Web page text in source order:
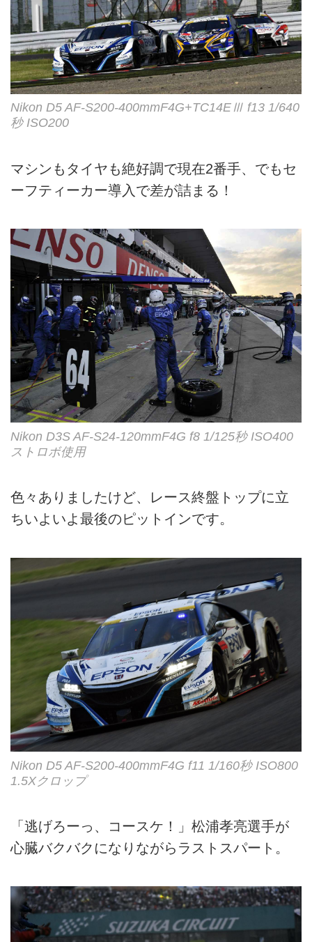
Nikon D5 AF-S200-400mmF4G+TC14EⅢ f13 1/640
秒 ISO200
マシンもタイヤも絶好調で現在2番手、でもセ
ーフティーカー導入で差が詰まる！
Nikon D3S AF-S24-120mmF4G f8 1/125秒 ISO400
ストロボ使用
色々ありましたけど、レース終盤トップに立
ちいよいよ最後のピットインです。
Nikon D5 AF-S200-400mmF4G f11 1/160秒 ISO800
1.5Xクロップ
「逃げろーっ、コースケ！」松浦孝亮選手が
心臓バクバクになりながらラストスパート。